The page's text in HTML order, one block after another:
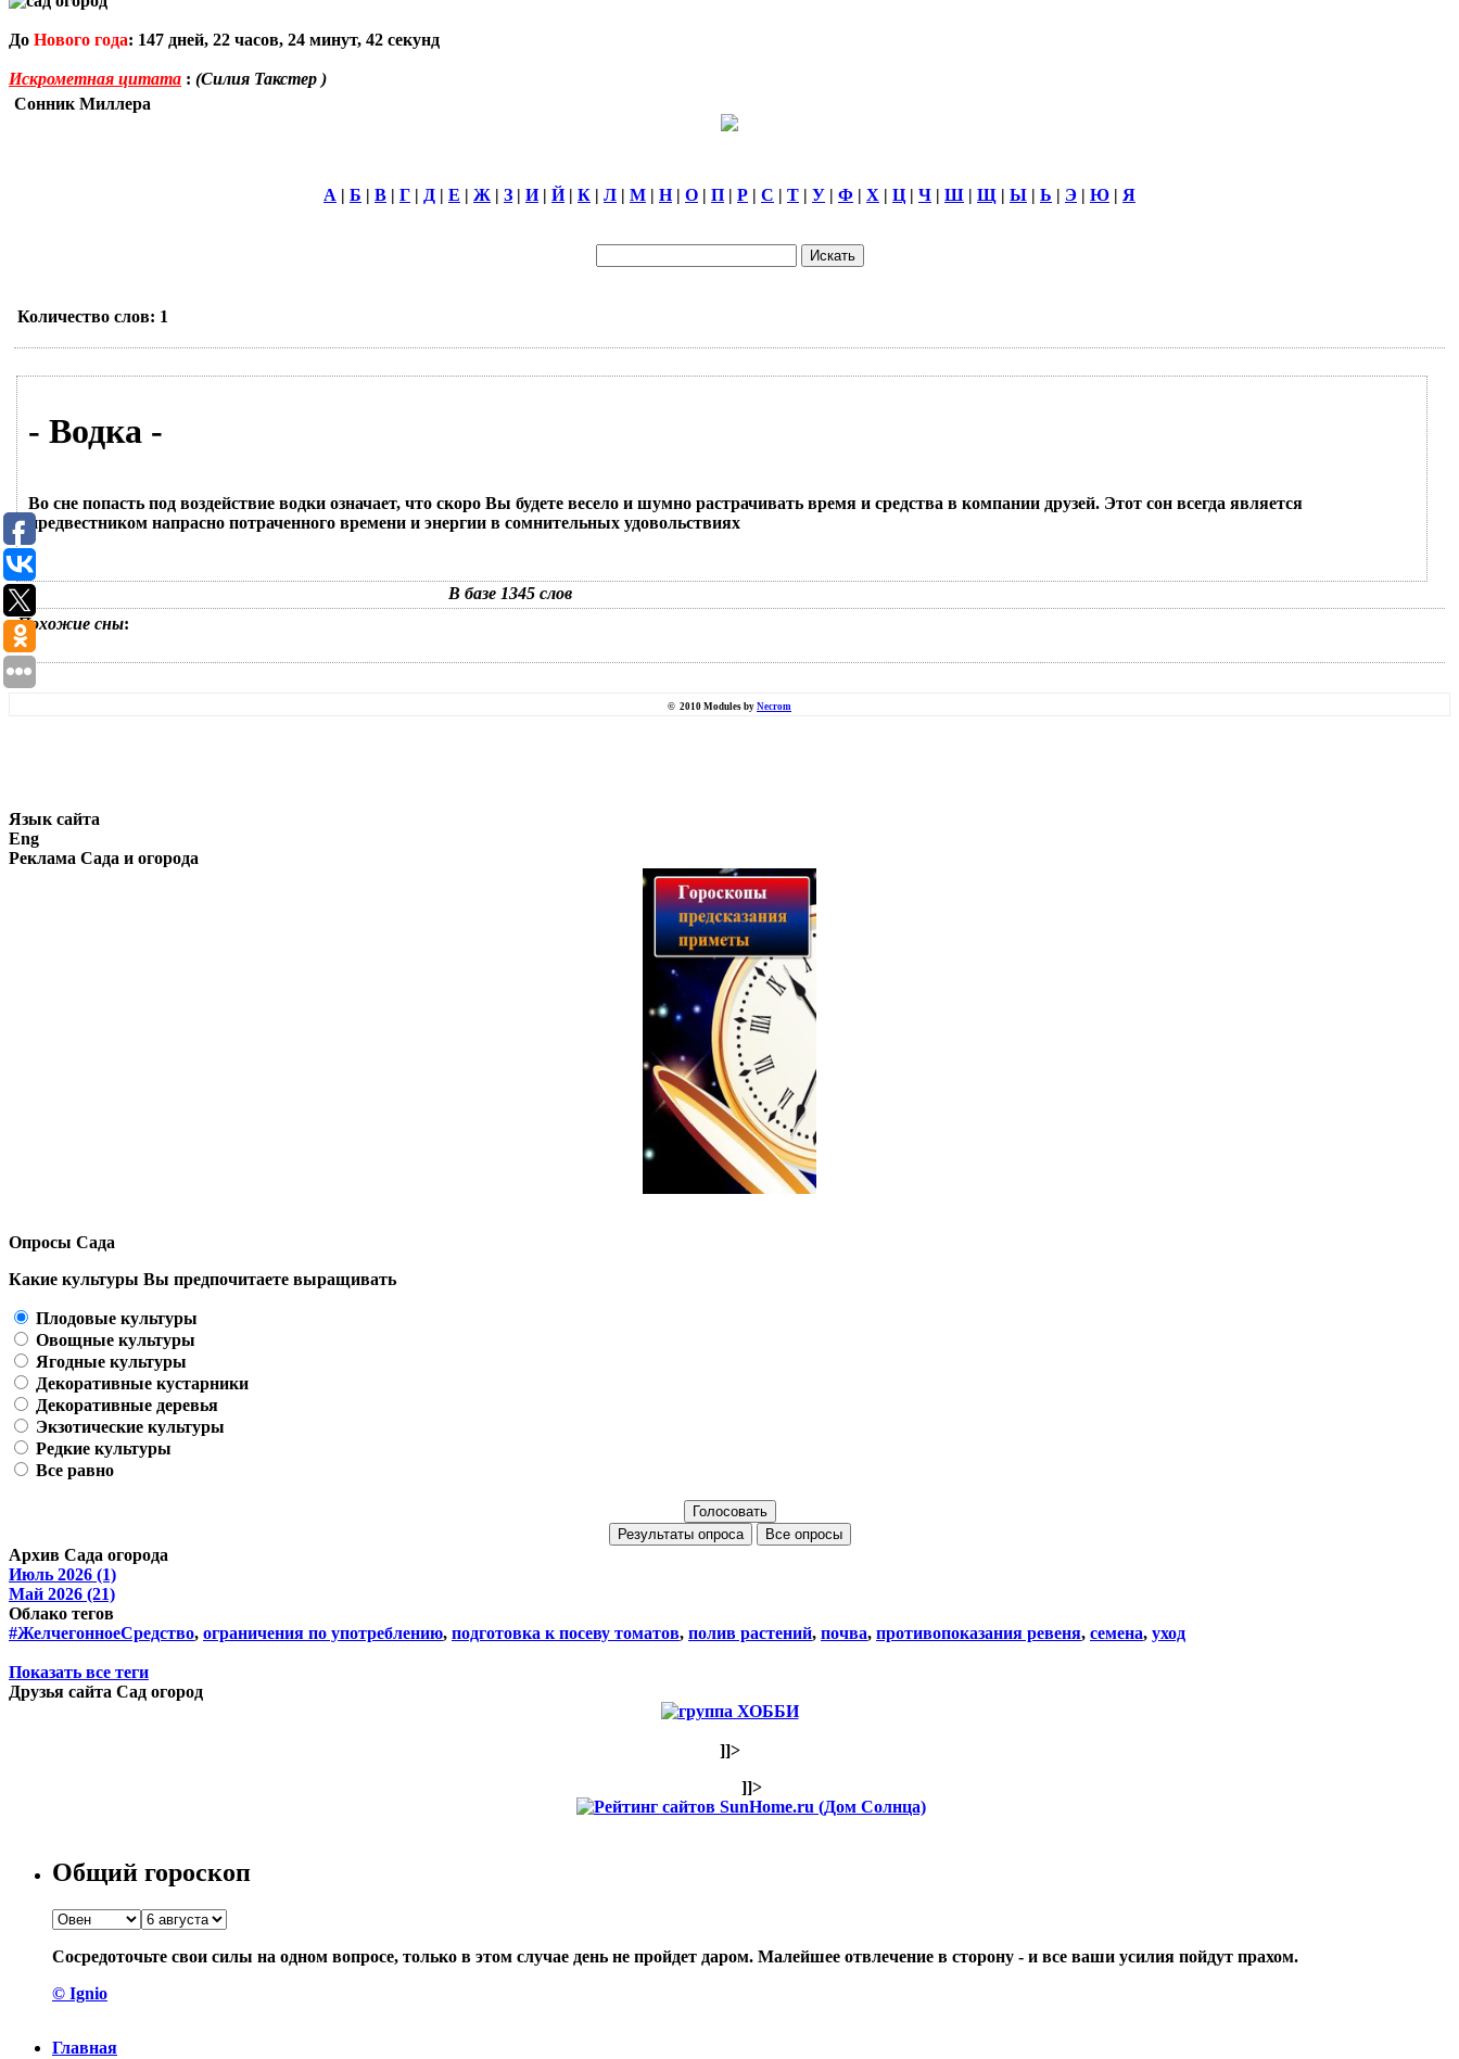
До Нового года: 147 дней, 22 часов, 24 минут, 41 секунд
Искрометная цитата : (Силия Такстер )
Сонник Миллера
А | Б | В | Г | Д | Е | Ж | З | И| Й| К | Л | М | Н| О | П | Р | С | Т | У | Ф | Х | Ц | Ч | Ш | Щ | Ы | Ь | Э | Ю | Я
Количество слов: 1
- Водка -
Во сне попасть под воздействие водки означает, что скоро Вы будете весело и шумно растрачивать время и средства в компании друзей. Этот сон всегда является
предвестником напрасно потраченного времени и энергии в сомнительных удовольствиях
В базе 1345 слов
Похожие сны:
© 2010 Modules by Necrom
Язык сайта
Eng
Реклама Сада и огорода
Опросы Сада
Какие культуры Вы предпочитаете выращивать
Плодовые культуры
Овощные культуры
Ягодные культуры
Декоративные кустарники
Декоративные деревья
Экзотические культуры
Редкие культуры
Все равно
Все опросы
Архив Сада огорода
Июль 2026 (1)
Май 2026 (21)
Облако тегов
#ЖелчегонноеСредство, ограничения по употреблению, подготовка к посеву томатов, полив растений, почва, противопоказания ревеня, семена, уход
Показать все теги
Друзья сайта Сад огород
]]>
]]>
Общий гороскоп
Сосредоточьте свои силы на одном вопросе, только в этом случае день не пройдет даром. Малейшее отвлечение в сторону - и все ваши усилия пойдут прахом.
© Ignio
Главная